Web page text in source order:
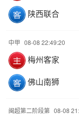
陕西联合
中甲 08-08 22:49:20
梅州客家
佛山南狮
闽超第二阶段第 08-08